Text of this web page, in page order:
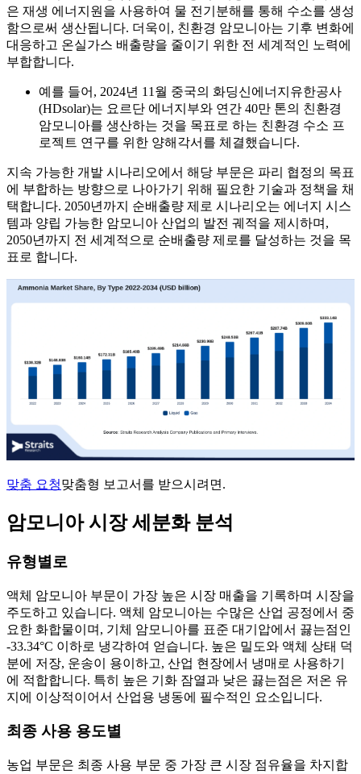
은 재생 에너지원을 사용하여 물 전기분해를 통해 수소를 생성
함으로써 생산됩니다. 더욱이, 친환경 암모니아는 기후 변화에
대응하고 온실가스 배출량을 줄이기 위한 전 세계적인 노력에
부합합니다.
예를 들어, 2024년 11월 중국의 화딩신에너지유한공사
(HDsolar)는 요르단 에너지부와 연간 40만 톤의 친환경
암모니아를 생산하는 것을 목표로 하는 친환경 수소 프
로젝트 연구를 위한 양해각서를 체결했습니다.
지속 가능한 개발 시나리오에서 해당 부문은 파리 협정의 목표
에 부합하는 방향으로 나아가기 위해 필요한 기술과 정책을 채
택합니다. 2050년까지 순배출량 제로 시나리오는 에너지 시스
템과 양립 가능한 암모니아 산업의 발전 궤적을 제시하며,
2050년까지 전 세계적으로 순배출량 제로를 달성하는 것을 목
표로 합니다.
맞춤 요청맞춤형 보고서를 받으시려면.
암모니아 시장 세분화 분석
유형별로
액체 암모니아 부문이 가장 높은 시장 매출을 기록하며 시장을
주도하고 있습니다. 액체 암모니아는 수많은 산업 공정에서 중
요한 화합물이며, 기체 암모니아를 표준 대기압에서 끓는점인
-33.34°C 이하로 냉각하여 얻습니다. 높은 밀도와 액체 상태 덕
분에 저장, 운송이 용이하고, 산업 현장에서 냉매로 사용하기
에 적합합니다. 특히 높은 기화 잠열과 낮은 끓는점은 저온 유
지에 이상적이어서 산업용 냉동에 필수적인 요소입니다.
최종 사용 용도별
농업 부문은 최종 사용 부문 중 가장 큰 시장 점유율을 차지합